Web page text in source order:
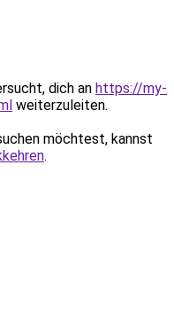
dich an https://my-
weiterzuleiten.
möchtest, kannst
.